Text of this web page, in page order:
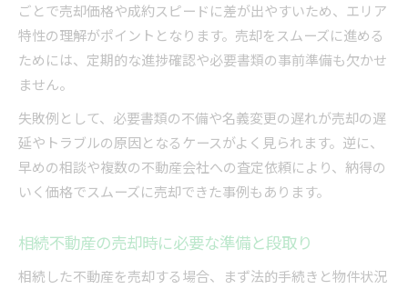
ごとで売却価格や成約スピードに差が出やすいため、エリア
特性の理解がポイントとなります。売却をスムーズに進める
ためには、定期的な進捗確認や必要書類の事前準備も欠かせ
ません。
失敗例として、必要書類の不備や名義変更の遅れが売却の遅
延やトラブルの原因となるケースがよく見られます。逆に、
早めの相談や複数の不動産会社への査定依頼により、納得の
いく価格でスムーズに売却できた事例もあります。
相続不動産の売却時に必要な準備と段取り
相続した不動産を売却する場合、まず法的手続きと物件状況